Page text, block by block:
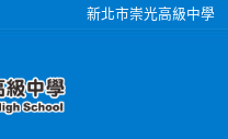
新北市崇光高級中學